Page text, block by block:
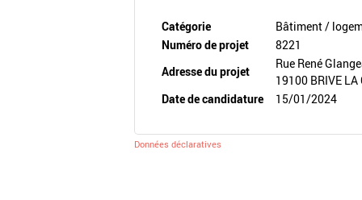
Catégorie
Bâtiment /
Numéro de projet
8221
Adresse du projet
Rue René
19100 BRIVE LA
Date de candidature
15/01/2024
Données déclaratives